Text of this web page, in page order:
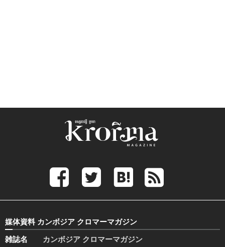
媒体資料 カンボジア クロマーマガジン
雑誌名
カンボジア クロマーマガジン